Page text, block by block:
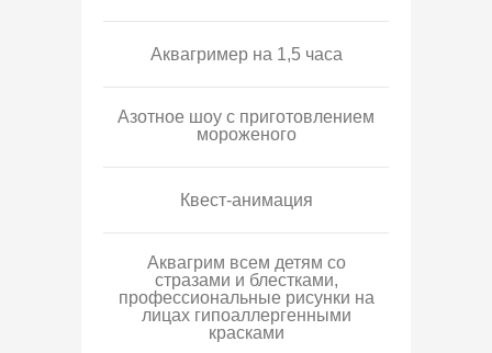
Аквагример на 1,5 часа
Азотное шоу с приготовлением
мороженого
Квест-анимация
Аквагрим всем детям со
стразами и блестками,
профессиональные рисунки на
лицах гипоаллергенными
красками